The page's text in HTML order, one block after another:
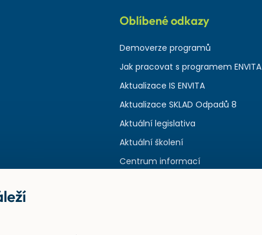
Oblíbené odkazy
Demoverze programů
Jak pracovat s programem ENVITA
Aktualizace IS ENVITA
Aktualizace SKLAD Odpadů 8
Aktuální legislativa
Aktuální školení
Centrum informací